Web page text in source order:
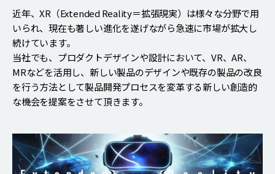
近年、XR（Extended Reality＝拡張現実）は様々な分野で用
いられ、現在も著しい進化を遂げながら急速に市場が拡大し
続けています。
当社でも、プロダクトデザインや設計において、VR、AR、
MRなどを活用し、新しい製品のデザインや既存の製品の改良
を行う方法として製品開発プロセスを変革する新しい創造的
な機会を提案をさせて頂きます。